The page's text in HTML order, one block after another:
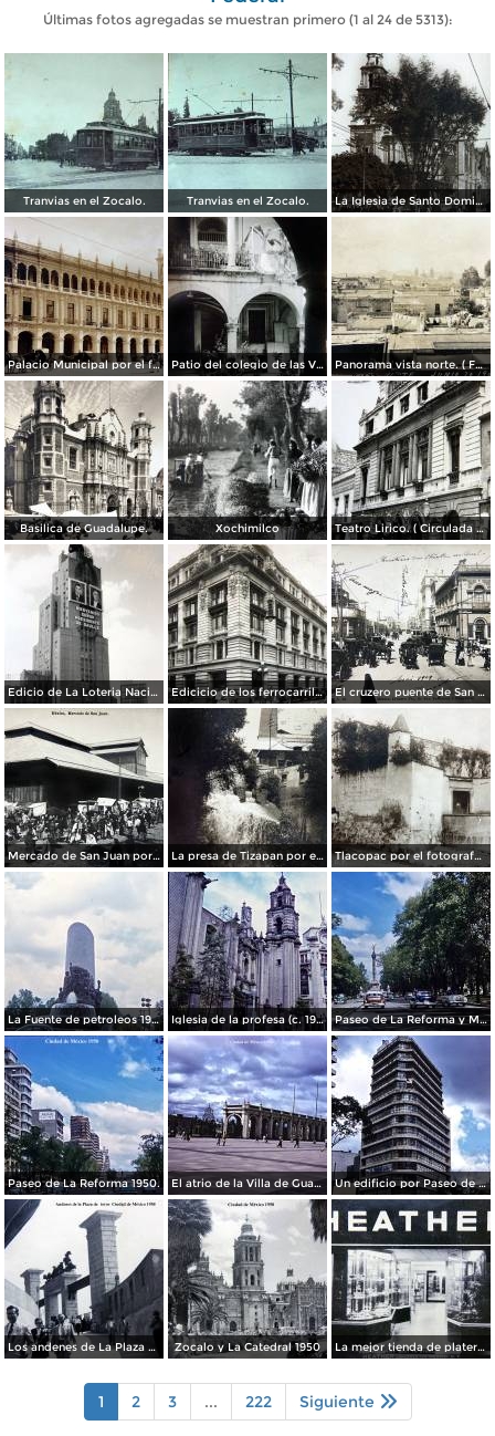
Últimas fotos agregadas se muestran primero (1 al 24 de 5313):
Tranvias en el Zocalo. Tranvias en el Zocalo. La Iglesia de Santo Domingo.
Palacio Municipal por el fotografo Hugo Brehme.. Patio del colegio de las Vizcainas por el fotografo Hugo Brehme. Panorama vista norte. ( Fechada el 20 de Junio de 1905 ).
Basilica de Guadalupe. Xochimilco Teatro Lirico. ( Circulada el 1 de Agosto de 1926 ).
Edicio de La Loteria Nacional Ciudad de México Abril de 1964 Edicicio de los ferrocarriles. El cruzero puente de San Francisco y Guardiola por el fotografo Felix Miret.
Mercado de San Juan por el fotografo Felix Miret La presa de Tizapan por el fotografo Fernando Kososky. ( Circulada el 22 de Diembre de 1910 ). Tlacopac por el fotografo Hugo Brehme.
La Fuente de petroleos 1950. Iglesia de la profesa (c. 1950) Paseo de La Reforma y Mto a La Independencia 1950
Paseo de La Reforma 1950. El atrio de la Villa de Guadalupe 1950. Un edificio por Paseo de La Reforma 1950
Los andenes de La Plaza de toros Ciudad de México 1950 Zocalo y La Catedral 1950 La mejor tienda de plateria.
1 2 3 ... 222 Siguiente